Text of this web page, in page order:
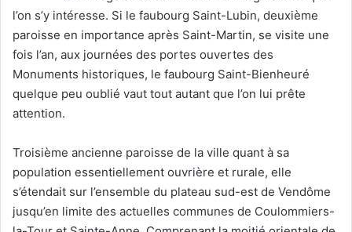
l’on s’y intéresse. Si le faubourg Saint-Lubin, deuxième
paroisse en importance après Saint-Martin, se visite une
fois l’an, aux journées des portes ouvertes des
Monuments historiques, le faubourg Saint-Bienheuré
quelque peu oublié vaut tout autant que l’on lui prête
attention.
Troisième ancienne paroisse de la ville quant à sa
population essentiellement ouvrière et rurale, elle
s’étendait sur l’ensemble du plateau sud-est de Vendôme
jusqu’en limite des actuelles communes de Coulommiers-